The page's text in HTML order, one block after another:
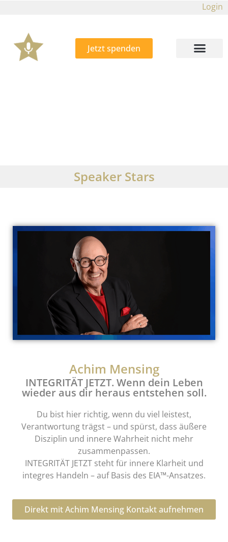
Login
Jetzt spenden
Speaker Stars
Achim Mensing
INTEGRITÄT JETZT. Wenn dein Leben
wieder aus dir heraus entstehen soll.
Du bist hier richtig, wenn du viel leistest,
Verantwortung trägst – und spürst, dass äußere
Disziplin und innere Wahrheit nicht mehr
zusammenpassen.
INTEGRITÄT JETZT steht für innere Klarheit und
integres Handeln – auf Basis des EIA™-Ansatzes.
Direkt mit Achim Mensing Kontakt aufnehmen